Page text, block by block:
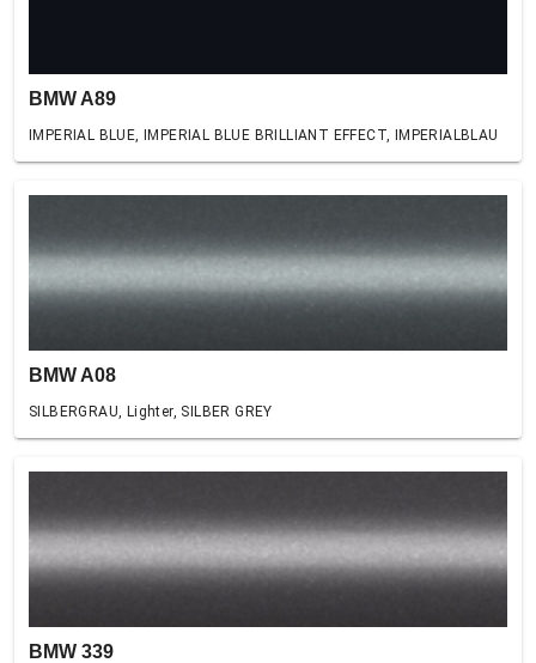
BMW A89
IMPERIAL BLUE, IMPERIAL BLUE BRILLIANT EFFECT, IMPERIALBLAU
BMW A08
SILBERGRAU, Lighter, SILBER GREY
BMW 339